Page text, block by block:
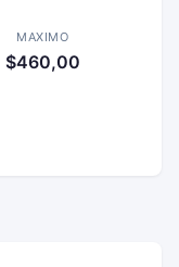
MAXIMO
$460,00